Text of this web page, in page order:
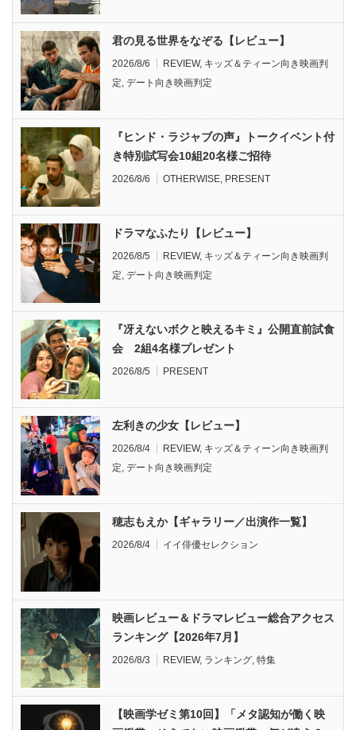
君の見る世界をなぞる【レビュー】
2026/8/6 REVIEW, キッズ＆ティーン向き映画判
定 デート向き映画判定
『ヒンド・ラジャブの声』トークイベント付
き特別試写会10組20名様ご招待
2026/8/6 OTHERWISE PRESENT
ドラマなふたり【レビュー】
2026/8/5 REVIEW, キッズ＆ティーン向き映画判
定 デート向き映画判定
『冴えないボクと映えるキミ』公開直前試食
会 2組4名様プレゼント
2026/8/5 PRESENT
左利きの少女【レビュー】
2026/8/4 REVIEW, キッズ＆ティーン向き映画判
定 デート向き映画判定
穂志もえか【ギャラリー／出演作一覧】
2026/8/4 イイ俳優セレクション
映画レビュー＆ドラマレビュー総合アクセス
ランキング【2026年7月】
2026/8/3 REVIEW, ランキング 特集
【映画学ゼミ第10回】「メタ認知が働く映